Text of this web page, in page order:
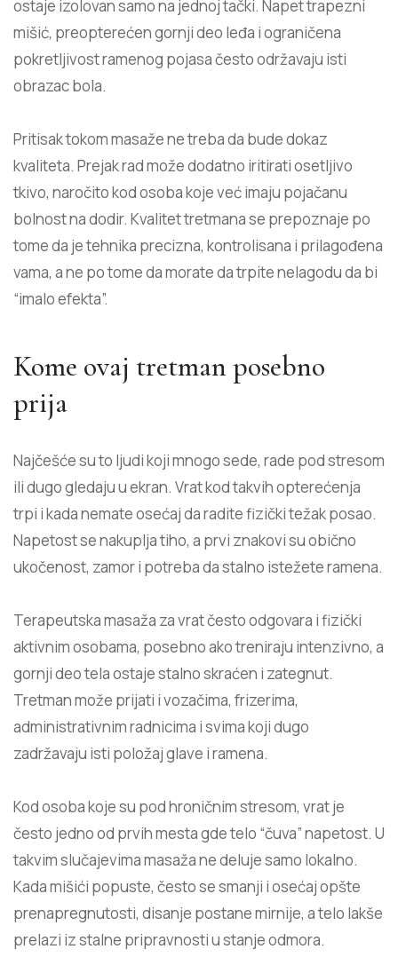
ostaje izolovan samo na jednoj tački. Napet trapezni
mišić, preopterećen gornji deo leđa i ograničena
pokretljivost ramenog pojasa često održavaju isti
obrazac bola.
Pritisak tokom masaže ne treba da bude dokaz
kvaliteta. Prejak rad može dodatno iritirati osetljivo
tkivo, naročito kod osoba koje već imaju pojačanu
bolnost na dodir. Kvalitet tretmana se prepoznaje po
tome da je tehnika precizna, kontrolisana i prilagođena
vama, a ne po tome da morate da trpite nelagodu da bi
“imalo efekta”.
Kome ovaj tretman posebno
prija
Najčešće su to ljudi koji mnogo sede, rade pod stresom
ili dugo gledaju u ekran. Vrat kod takvih opterećenja
trpi i kada nemate osećaj da radite fizički težak posao.
Napetost se nakuplja tiho, a prvi znakovi su obično
ukočenost, zamor i potreba da stalno istežete ramena.
Terapeutska masaža za vrat često odgovara i fizički
aktivnim osobama, posebno ako treniraju intenzivno, a
gornji deo tela ostaje stalno skraćen i zategnut.
Tretman može prijati i vozačima, frizerima,
administrativnim radnicima i svima koji dugo
zadržavaju isti položaj glave i ramena.
Kod osoba koje su podhroničnim stresom, vrat je
često jedno od prvih mesta gde telo “čuva” napetost. U
takvim slučajevima masaža ne deluje samo lokalno.
Kada mišići popuste, često se smanji i osećaj opšte
prenapregnutosti, disanje postane mirnije, a telo lakše
prelazi iz stalne pripravnosti u stanje odmora.